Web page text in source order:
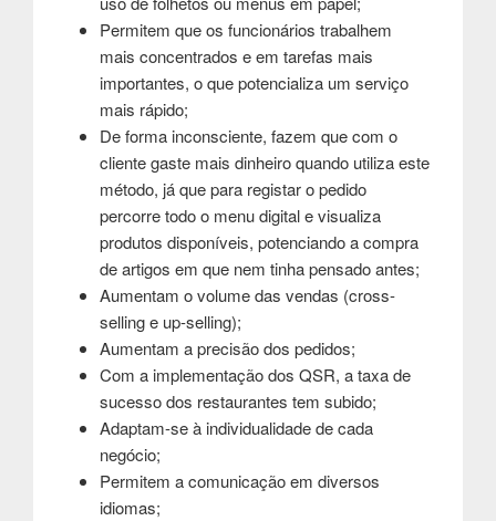
Permitem que os funcionários trabalhem
mais concentrados e em tarefas mais
importantes, o que potencializa um serviço
mais rápido;
De forma inconsciente, fazem que com o
cliente gaste mais dinheiro quando utiliza este
método, já que para registar o pedido
percorre todo o menu digital e visualiza
produtos disponíveis, potenciando a compra
de artigos em que nem tinha pensado antes;
Aumentam o volume das vendas (cross-
selling e up-selling);
Aumentam a precisão dos pedidos;
Com a implementação dos QSR, a taxa de
sucesso dos restaurantes tem subido;
Adaptam-se à individualidade de cada
negócio;
Permitem a comunicação em diversos
idiomas;